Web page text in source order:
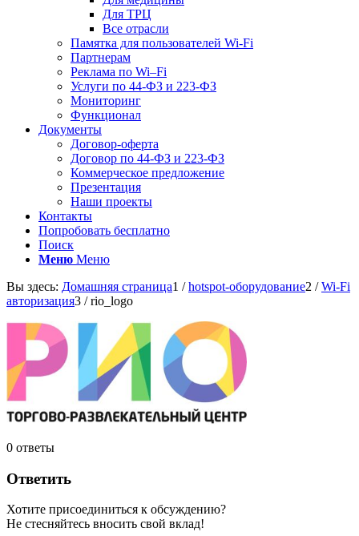
Для ТРЦ
Все отрасли
Памятка для пользователей Wi-Fi
Партнерам
Реклама по Wi–Fi
Услуги по 44-ФЗ и 223-ФЗ
Мониторинг
Функционал
Документы
Договор-оферта
Договор по 44-ФЗ и 223-ФЗ
Коммерческое предложение
Презентация
Наши проекты
Контакты
Попробовать бесплатно
Поиск
Меню Меню
Вы здесь: Домашняя страница1 / hotspot-оборудование2 / Wi-Fi
авторизация3 / rio_logo
0 ответы
Ответить
Хотите присоединиться к обсуждению?
Не стесняйтесь вносить свой вклад!